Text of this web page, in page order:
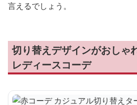
言えるでしょう。
切り替えデザインがおしゃ
レディースコーデ